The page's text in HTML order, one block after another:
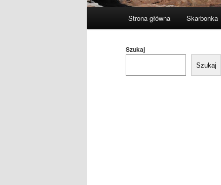
Strona główna Skarbonka
Szukaj
Szukaj